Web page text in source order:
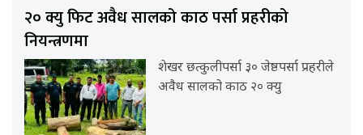
२० क्यु फिट अवैध सालको काठ पर्सा प्रहरीको
नियन्त्रणमा
शेखर छत्कुलीपर्सा ३० जेष्ठपर्सा प्रहरीले
अवैध सालको काठ २० क्यु